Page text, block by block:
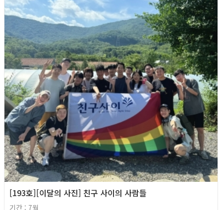
[193호][이달의 사진] 친구 사이의 사람들
기간 : 7월